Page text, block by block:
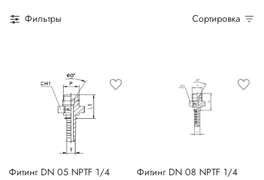
Фильтры Сортировка
Фитинг DN 05 NPTF 1/4 Фитинг DN 08 NPTF 1/4